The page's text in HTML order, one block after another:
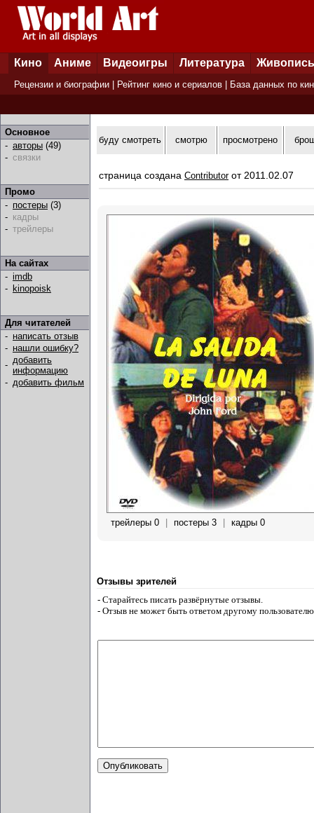
Кино Аниме Видеоигры Литература Живопись
Рецензии и биографии Рейтинг кино и сериалов База данных по
Основное
- авторы (49)
- связки
Промо
- постеры (3)
- кадры
- трейлеры
На сайтах
- imdb
- kinopoisk
Для читателей
- написать отзыв
- нашли ошибку?
- добавить
информацию
- добавить фильм
буду смотреть смотрю просмотрено
страница создана Contributorот 2011.02.07
трейлеры 0 постеры 3 кадры 0
Отзывы зрителей
- Старайтесь писать развёрнутые отзывы.
- Отзыв не может быть ответом другому